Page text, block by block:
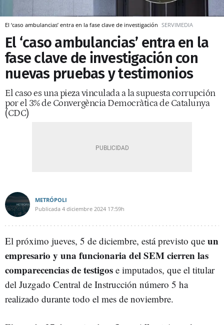
El ‘caso ambulancias’ entra en la fase clave de investigación SERVIMEDIA
El ‘caso ambulancias’ entra en la
fase clave de investigación con
nuevas pruebas y testimonios
El caso es una pieza vinculada a la supuesta corrupción
por el 3% de Convergència Democràtica de Catalunya
(CDC)
METRÓPOLI
Publicada 4 diciembre 2024 17:59h
El próximo jueves, 5 de diciembre, está previsto que un
empresario y una funcionaria del SEM cierren las
comparecencias de testigos e imputados, que el titular
del Juzgado Central de Instrucción número 5 ha
realizado durante todo el mes de noviembre.